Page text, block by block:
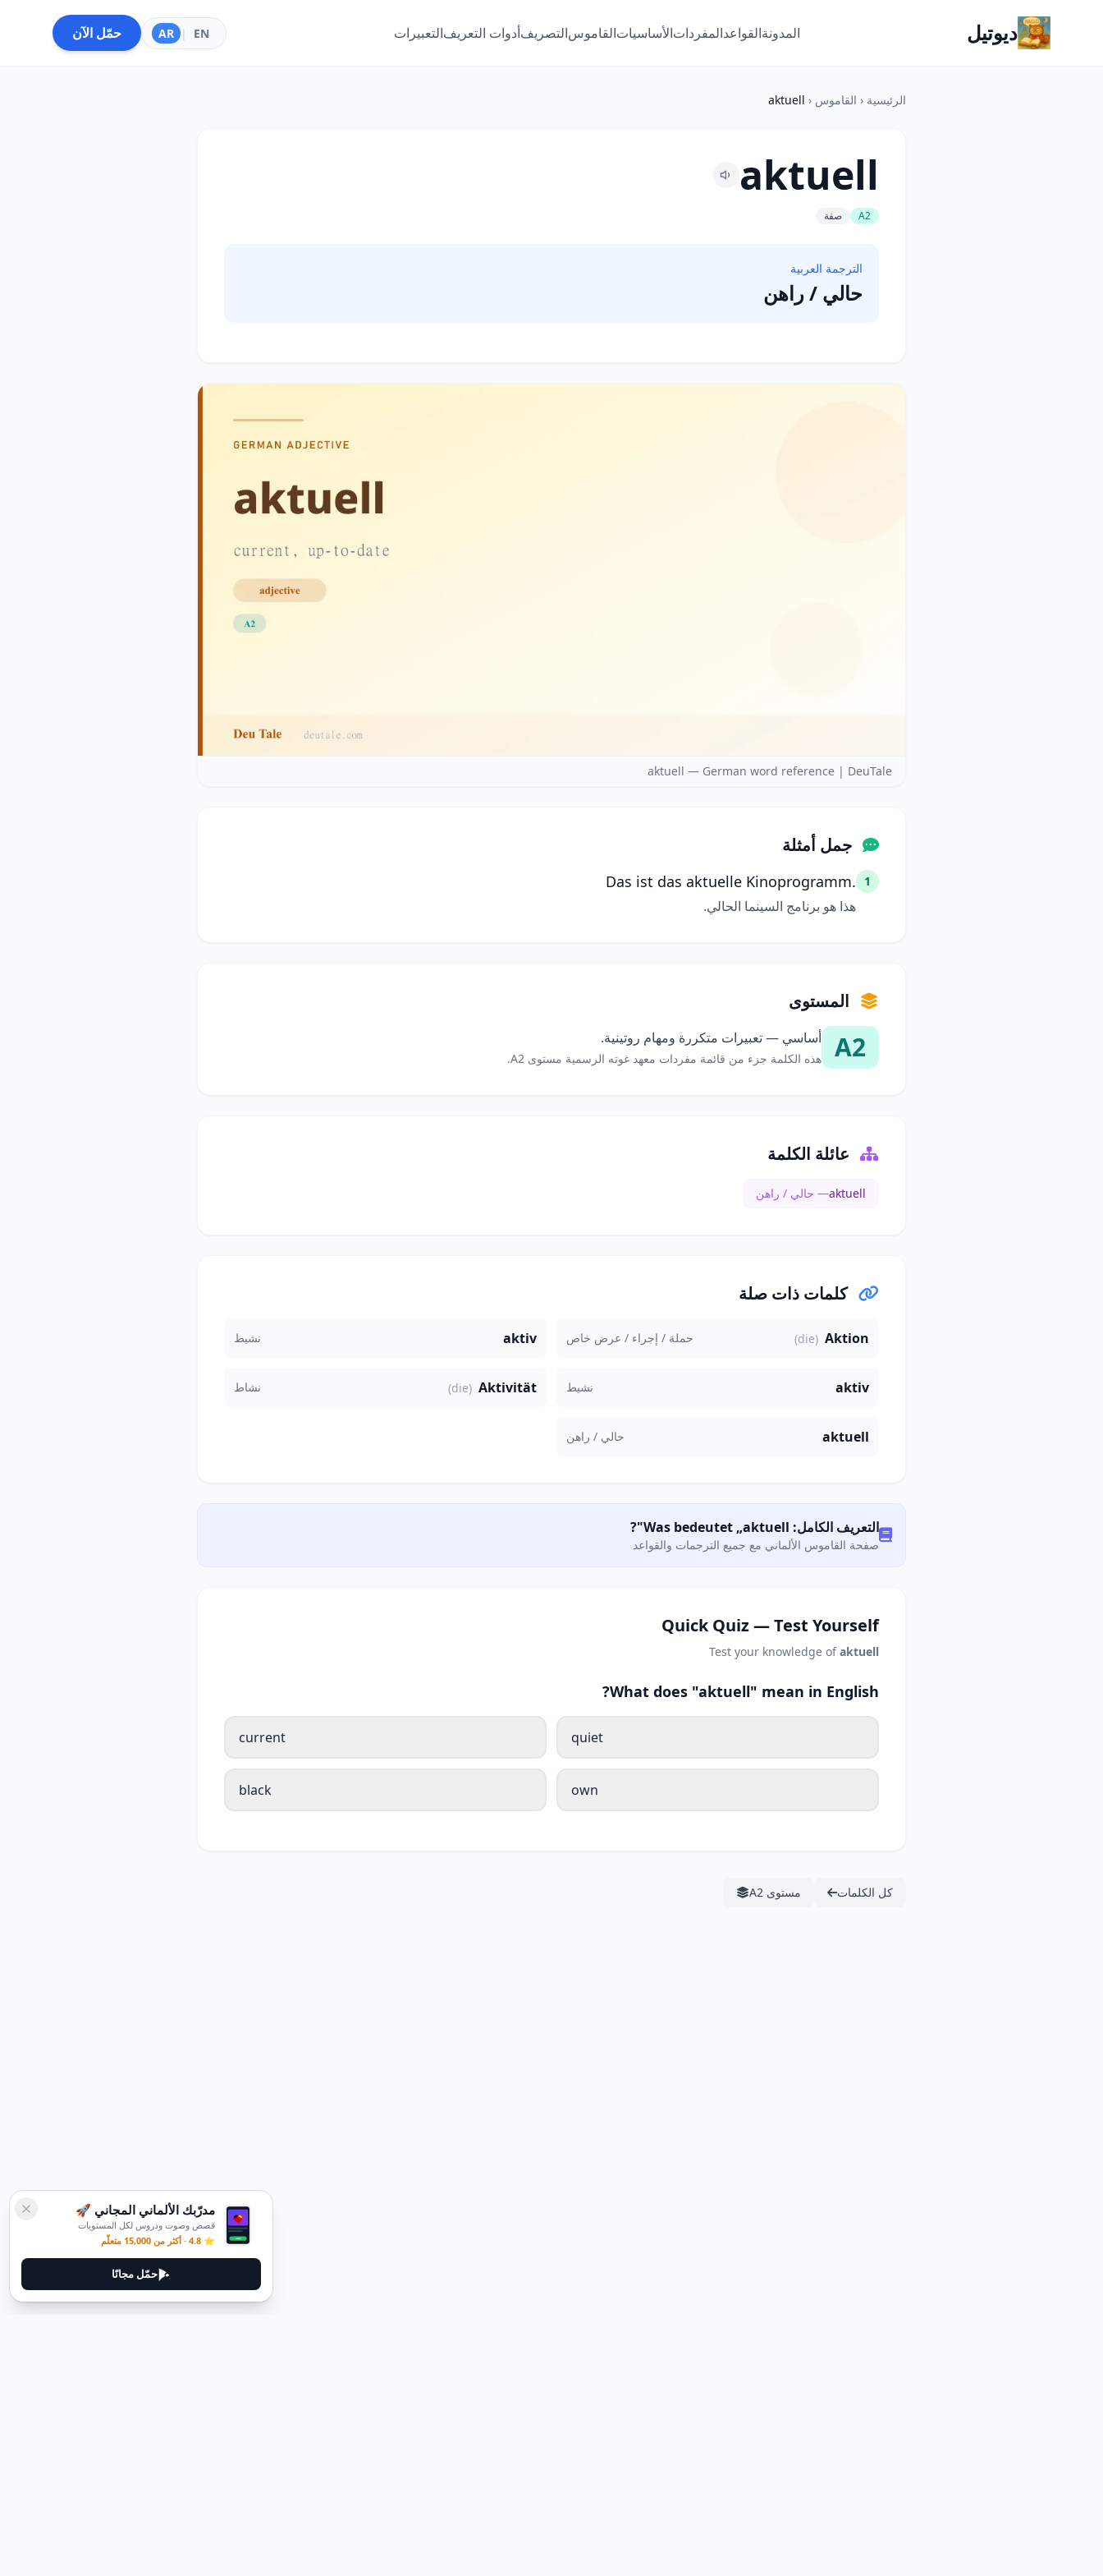
ديوتيل المدونةالقواعدالمفرداتالأساسياتالقاموسالتصريفأدوات التعريفالتعبيرات EN
|
AR حمّل الآن
الرئيسية ‹ القاموس ‹
aktuell
aktuell
A2 صفة
الترجمة العربية
حالي / راهن
aktuell — German word reference | DeuTale
جمل أمثلة
1
Das ist das aktuelle Kinoprogramm.
هذا هو برنامج السينما الحالي.
المستوى
A2 أساسي — تعبيرات متكررة ومهام روتينية.
هذه الكلمة جزء من قائمة مفردات معهد غوته الرسمية مستوى A2.
عائلة الكلمة
aktuell— حالي / راهن
كلمات ذات صلة
Aktion
(die) حملة / إجراء / عرض خاص aktiv نشيط
aktiv نشيط Aktivität
(die) نشاط
aktuell حالي / راهن
التعريف الكامل: Was bedeutet „aktuell"?
صفحة القاموس الألماني مع جميع الترجمات والقواعد
Quick Quiz — Test Yourself
Test your knowledge ofaktuell
What does "aktuell" mean in English?
quiet
current
own
black
كل الكلمات مستوى A2
مدرّبك الألماني المجاني 🚀
قصص وصوت ودروس لكل المستويات
⭐ 4.8 · أكثر من 15,000 متعلّم
حمّل مجانًا